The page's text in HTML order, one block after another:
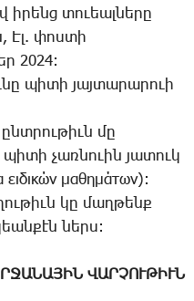
ի­րենց տո­ւեալ­նե­րը
Էլ. փոս­տի
2024:
պի­տի յայ­տա­րա­րո­ւի
մը
չառ­նո­ւին յա­տուկ
μαθημάτων):
կը մաղ­թենք
ներս:
ՎԱՐՉՈՒԹԻՒՆ